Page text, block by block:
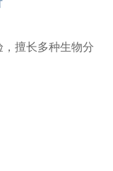
擅长多种生物分